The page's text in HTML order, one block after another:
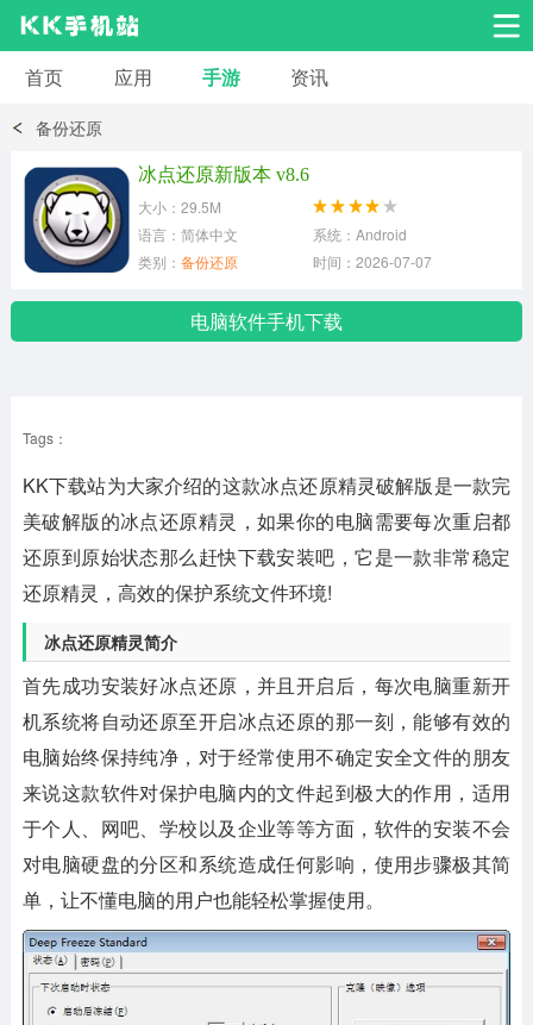
安卓应用
小说漫画
安卓其它
首页 应用 手游 资讯
备份还原
冰点还原新版本 v8.6
大小：29.5M
语言：简体中文
系统：Android
类别： 备份还原 时间：2026-07-07
电脑软件手机下载
Tags：
KK下载站为大家介绍的这款冰点还原精灵破解版是一款完
美破解版的冰点还原精灵，如果你的电脑需要每次重启都
还原到原始状态那么赶快下载安装吧，它是一款非常稳定
还原精灵，高效的保护系统文件环境!
冰点还原精灵简介
首先成功安装好冰点还原，并且开启后，每次电脑重新开
机系统将自动还原至开启冰点还原的那一刻，能够有效的
电脑始终保持纯净，对于经常使用不确定安全文件的朋友
来说这款软件对保护电脑内的文件起到极大的作用，适用
于个人、网吧、学校以及企业等等方面，软件的安装不会
对电脑硬盘的分区和系统造成任何影响，使用步骤极其简
单，让不懂电脑的用户也能轻松掌握使用。